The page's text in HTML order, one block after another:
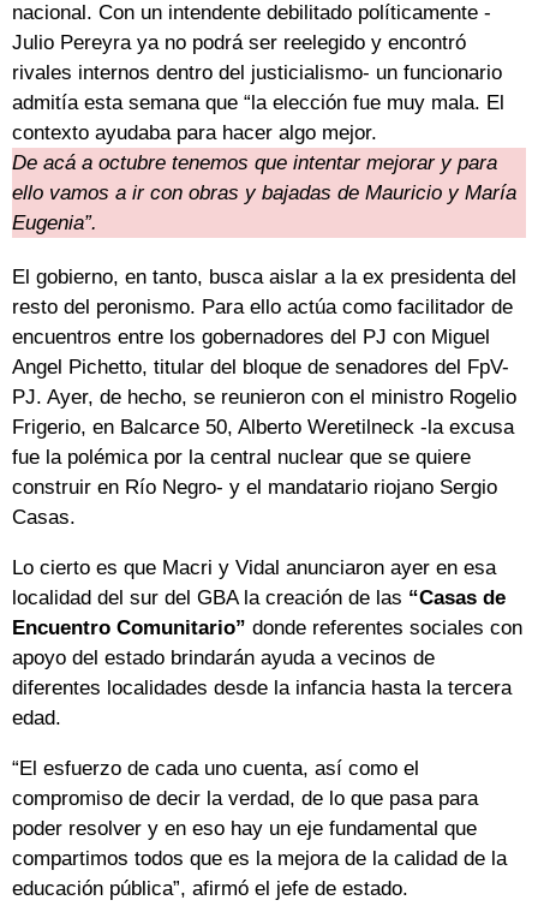
nacional. Con un intendente debilitado políticamente -
Julio Pereyra ya no podrá ser reelegido y encontró
rivales internos dentro del justicialismo- un funcionario
admitía esta semana que “la elección fue muy mala. El
contexto ayudaba para hacer algo mejor.
De acá a octubre tenemos que intentar mejorar y para
ello vamos a ir con obras y bajadas de Mauricio y María
Eugenia”.
El gobierno, en tanto, busca aislar a la ex presidenta del
resto del peronismo. Para ello actúa como facilitador de
encuentros entre los gobernadores del PJ con Miguel
Angel Pichetto, titular del bloque de senadores del FpV-
PJ. Ayer, de hecho, se reunieron con el ministro Rogelio
Frigerio, en Balcarce 50, Alberto Weretilneck -la excusa
fue la polémica por la central nuclear que se quiere
construir en Río Negro- y el mandatario riojano Sergio
Casas.
Lo cierto es que Macri y Vidal anunciaron ayer en esa
localidad del sur del GBA la creación de las “Casas de
Encuentro Comunitario” donde referentes sociales con
apoyo del estado brindarán ayuda a vecinos de
diferentes localidades desde la infancia hasta la tercera
edad.
“El esfuerzo de cada uno cuenta, así como el
compromiso de decir la verdad, de lo que pasa para
poder resolver y en eso hay un eje fundamental que
compartimos todos que es la mejora de la calidad de la
educación pública”, afirmó el jefe de estado.